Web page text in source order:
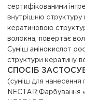
сертифікованими
внутрішню структуру
кератиновою
волокна, повертає
Суміш амінокислот
структури кератину
СПОСІБ
(суміш для нанесення
NECTAR;Фарбування